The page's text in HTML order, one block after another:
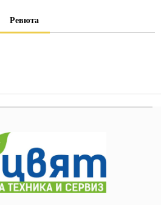
Ревюта